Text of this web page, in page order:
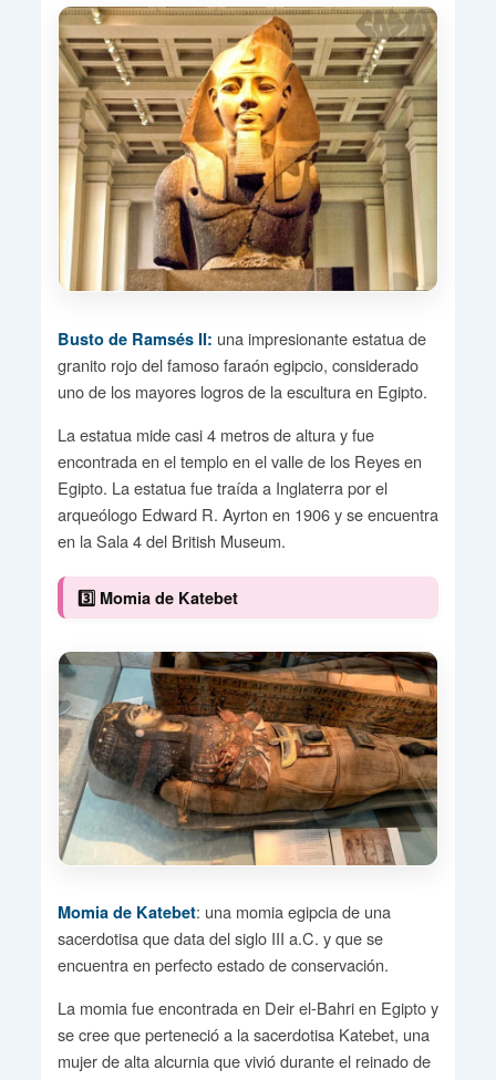
Busto de Ramsés II: una impresionante estatua de
granito rojo del famoso faraón egipcio, considerado
uno de los mayores logros de la escultura en Egipto.
La estatua mide casi 4 metros de altura y fue
encontrada en el templo en el valle de los Reyes en
Egipto. La estatua fue traída a Inglaterra por el
arqueólogo Edward R. Ayrton en 1906 y se encuentra
en la Sala 4 del British Museum.
3️⃣ Momia de Katebet
Momia de Katebet: una momia egipcia de una
sacerdotisa que data del siglo III a.C. y que se
encuentra en perfecto estado de conservación.
La momia fue encontrada en Deir el-Bahri en Egipto y
se cree que perteneció a la sacerdotisa Katebet, una
mujer de alta alcurnia que vivió durante el reinado de